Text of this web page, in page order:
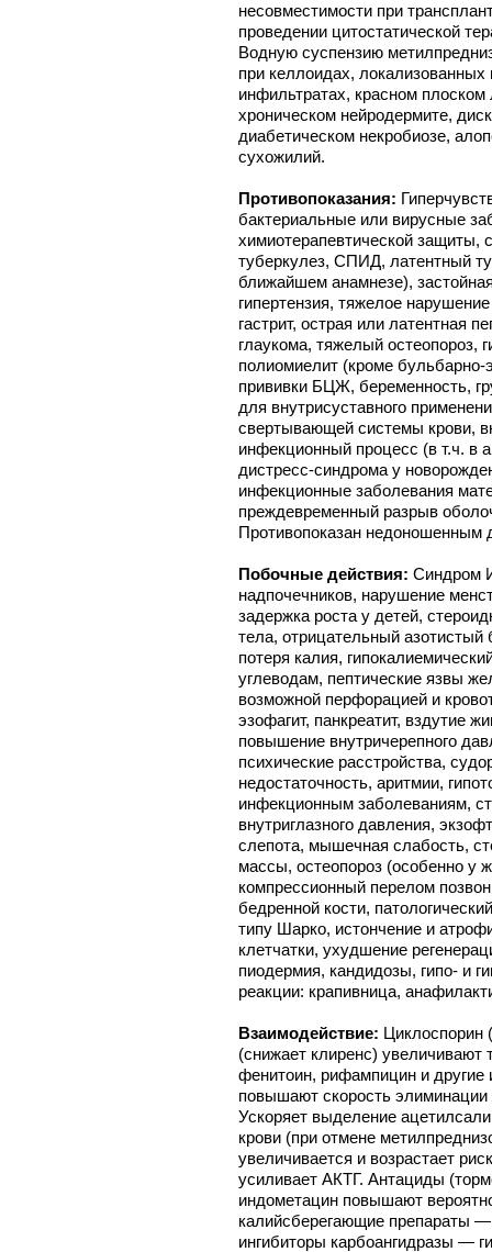
несовместимости при
проведении цитостатической
Водную суспензию
при келлоидах,
инфильтратах, красном
хроническом нейродермите,
диабетическом некробиозе,
сухожилий.
Противопоказания:
бактериальные или вирусные
химиотерапевтической защиты,
туберкулез, СПИД, латентный
ближайшем анамнезе),
гипертензия, тяжелое
гастрит, острая или латентная
глаукома, тяжелый остеопороз,
полиомиелит (кроме
прививки БЦЖ, беременность,
для внутрисуставного
свертывающей системы крови,
инфекционный процесс (в т.ч. в
дистресс-синдрома у
инфекционные заболевания
преждевременный разрыв
Противопоказан недоношенным
Побочные действия: Синдром
надпочечников, нарушение
задержка роста у детей,
тела, отрицательный
потеря калия,
углеводам, пептические язвы
возможной перфорацией и
эзофагит, панкреатит, вздутие
повышение внутричерепного
психические расстройства,
недостаточность, аритмии,
инфекционным заболеваниям,
внутриглазного давления,
слепота, мышечная слабость,
массы, остеопороз (особенно у
компрессионный перелом
бедренной кости,
типу Шарко, истончение и
клетчатки, ухудшение
пиодермия, кандидозы, гипо- и
реакции: крапивница,
Взаимодействие: Циклоспорин
(снижает клиренс) увеличивают
фенитоин, рифампицин и
повышают скорость
Ускоряет выделение
крови (при отмене
увеличивается и возрастает
усиливает АКТГ. Антациды
индометацин повышают
калийсберегающие препараты
ингибиторы карбоангидразы —